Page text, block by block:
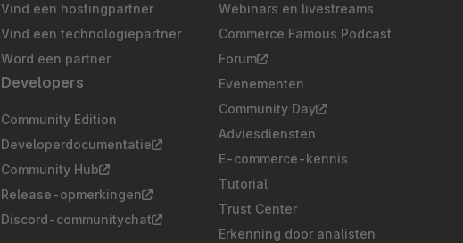
Vind een hostingpartner
Vind een technologiepartner
Word een partner
Developers
Community Edition
Developerdocumentatie
Community Hub
Release-opmerkingen
Discord-communitychat
Webinars en livestreams
Commerce Famous Podcast
Forum
Evenementen
Community Day
Adviesdiensten
E-commerce-kennis
Tutorial
Trust Center
Erkenning door analisten